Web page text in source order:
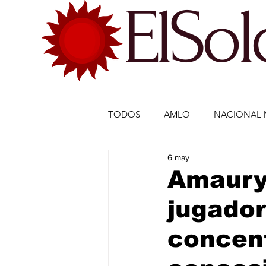
TODOS AMLO NACIONAL
ECONOMÍA MÉXICO
DEPORTES DEPORTES
6 may